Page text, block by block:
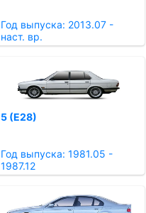
Год выпуска: 2013.07 -
наст. вр.
5 (E28)
Год выпуска: 1981.05 -
1987.12